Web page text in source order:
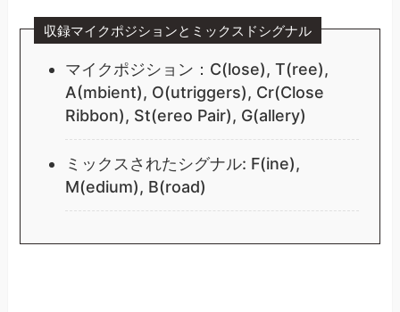
収録マイクポジションとミックスドシグナル
マイクポジション：C(lose), T(ree),
A(mbient), O(utriggers), Cr(Close
Ribbon), St(ereo Pair), G(allery)
ミックスされたシグナル: F(ine),
M(edium), B(road)